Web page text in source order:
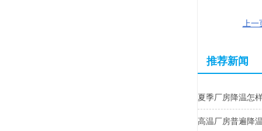
上
推荐新闻
夏季厂房降温怎
高温厂房普遍降